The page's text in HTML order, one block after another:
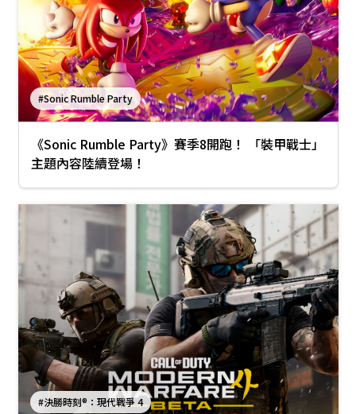
#Sonic Rumble Party
《Sonic Rumble Party》賽季8開跑！ 「裝甲戰士」
主題內容陸續登場！
#決勝時刻®：現代戰爭 4